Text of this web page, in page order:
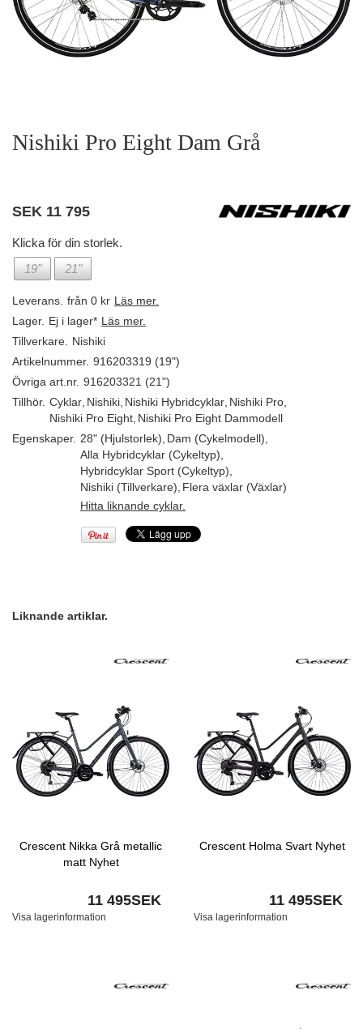
Nishiki Pro Eight Dam Grå
SEK 11 795
Klicka för din storlek.
19"
21"
Leverans. från 0 kr Läs mer.
Lager. Ej i lager* Läs mer.
Tillverkare.
Nishiki
Artikelnummer. 916203319 (19")
Övriga art.nr. 916203321 (21")
Tillhör. Cyklar Nishiki Nishiki Hybridcyklar Nishiki Pro
Nishiki Pro Eight Nishiki Pro Eight Dammodell
Egenskaper. 28" (Hjulstorlek) Dam (Cykelmodell)
Alla Hybridcyklar (Cykeltyp)
Hybridcyklar Sport (Cykeltyp)
Nishiki (Tillverkare) Flera växlar (Växlar)
Hitta liknande cyklar.
Liknande artiklar.
Crescent Nikka Grå metallic
matt Nyhet
11 495SEK
Visa lagerinformation
Crescent Holma Svart Nyhet
11 495SEK
Visa lagerinformation